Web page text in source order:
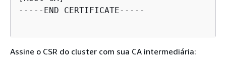
Assine o CSR do cluster com sua CA intermediária: